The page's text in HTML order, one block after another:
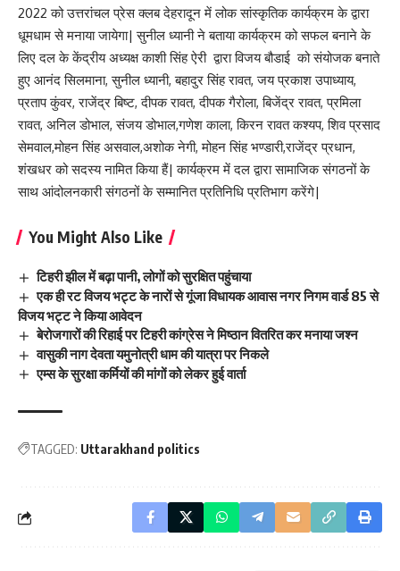
2022 को उत्तरांचल प्रेस क्लब देहरादून में लोक सांस्कृतिक कार्यक्रम के द्वारा
धूमधाम से मनाया जायेगा| सुनील ध्यानी ने बताया कार्यक्रम को सफल बनाने के
लिए दल के केंद्रीय अध्यक्ष काशी सिंह ऐरी द्वारा विजय बौडाई को संयोजक बनाते
हुए आनंद सिलमाना, सुनील ध्यानी, बहादुर सिंह रावत, जय प्रकाश उपाध्याय,
प्रताप कुंवर, राजेंद्र बिष्ट, दीपक रावत, दीपक गैरोला, बिजेंद्र रावत, प्रमिला
रावत, अनिल डोभाल, संजय डोभाल,गणेश काला, किरन रावत कश्यप, शिव प्रसाद
सेमवाल,मोहन सिंह असवाल,अशोक नेगी, मोहन सिंह भण्डारी,राजेंद्र प्रधान,
शंखधर को सदस्य नामित किया हैं| कार्यक्रम में दल द्वारा सामाजिक संगठनों के
साथ आंदोलनकारी संगठनों के सम्मानित प्रतिनिधि प्रतिभाग करेंगे|
You Might Also Like
टिहरी झील में बढ़ा पानी, लोगों को सुरक्षित पहुंचाया
एक ही रट विजय भट्ट के नारों से गूंजा विधायक आवास नगर निगम वार्ड 85 से
विजय भट्ट ने किया आवेदन
बेरोजगारों की रिहाई पर टिहरी कांग्रेस ने मिष्ठान वितरित कर मनाया जश्न
वासुकी नाग देवता यमुनोत्री धाम की यात्रा पर निकले
एम्स के सुरक्षा कर्मियों की मांगों को लेकर हुई वार्ता
TAGGED: Uttarakhand politics